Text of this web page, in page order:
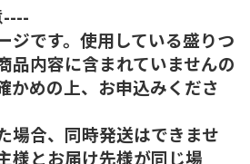
----
ジです。使用している盛りつ
品内容に含まれていませんの
かめの上、お申込みくださ
場合、同時発送はできませ
様とお届け先様が同じ場